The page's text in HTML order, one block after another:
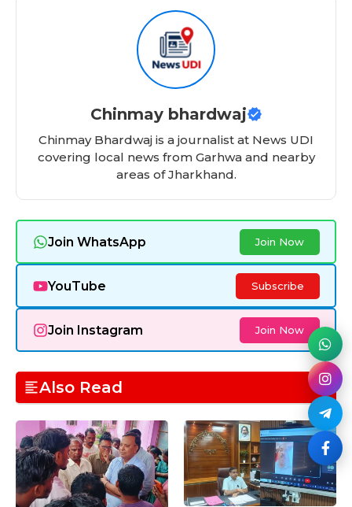
k
p
g
ra
m
a
d
s
Chinmay bhardwaj
Chinmay Bhardwaj is a journalist at News UDI
covering local news from Garhwa and nearby
areas of Jharkhand.
Join WhatsApp Join Now
YouTube Subscribe
Join Instagram Join Now
Also Read